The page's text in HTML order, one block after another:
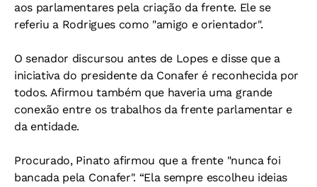
aos parlamentares pela criação da frente. Ele se
referiu a Rodrigues como "amigo e orientador".
O senador discursou antes de Lopes e disse que a
iniciativa do presidente da Conafer é reconhecida por
todos. Afirmou também que haveria uma grande
conexão entre os trabalhos da frente parlamentar e
da entidade.
Procurado, Pinato afirmou que a frente "nunca foi
bancada pela Conafer". “Ela sempre escolheu ideias